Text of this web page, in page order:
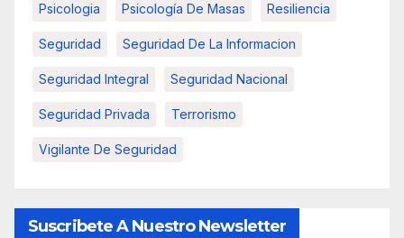
Psicologia Psicología De Masas Resiliencia
Seguridad Seguridad De La Informacion
Seguridad Integral Seguridad Nacional
Seguridad Privada Terrorismo
Vigilante De Seguridad
Suscribete A Nuestro Newsletter